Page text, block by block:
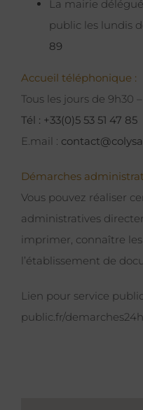
La mairie
public les lundis
89
Accueil téléphonique :
Tous les jours de 9h30
Tél : +33(0)5 53 51 47 85
E.mail :
Démarches
Vous pouvez réaliser
administratives
imprimer, connaître les
l’établissement de
Lien pour service
public.fr/